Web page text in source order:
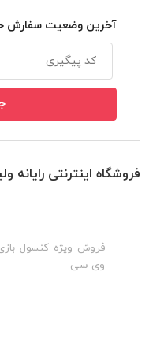
آخرین وضعیت سفارش
فروشگاه اینترنتی رایانه
فروش ویژه کنسول
وی سی